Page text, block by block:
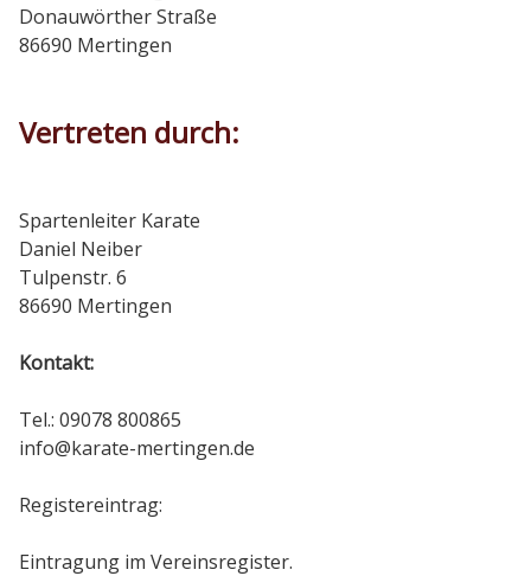
Vorstand
Kontakt
Impressum
Datenschutzerklärung
Donauwörther Straße
86690 Mertingen
Vertreten durch:
Spartenleiter Karate
Daniel Neiber
Tulpenstr. 6
86690 Mertingen
Kontakt:
Tel.: 09078 800865
info@karate-mertingen.de
Registereintrag:
Eintragung im Vereinsregister.